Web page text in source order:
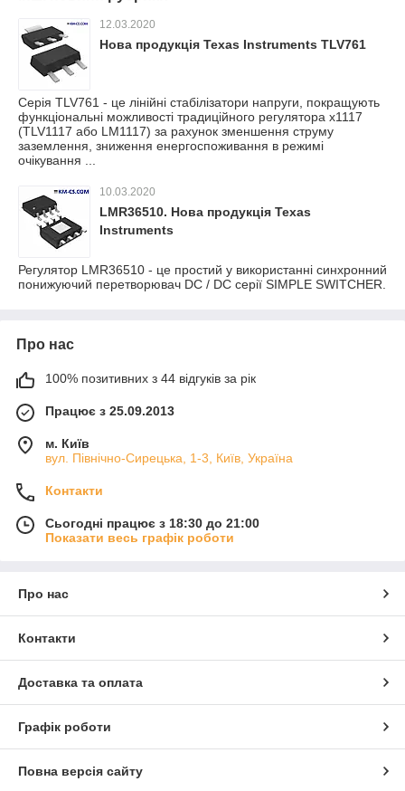
12.03.2020
Нова продукція Texas Instruments TLV761
Серія TLV761 - це лінійні стабілізатори напруги, покращують
функціональні можливості традиційного регулятора x1117
(TLV1117 або LM1117) за рахунок зменшення струму
заземлення, зниження енергоспоживання в режимі
очікування ...
10.03.2020
LMR36510. Нова продукція Texas
Instruments
Регулятор LMR36510 - це простий у використанні синхронний
понижуючий перетворювач DC / DC серії SIMPLE SWITCHER.
Про нас
100% позитивних з 44 відгуків за рік
Працює з 25.09.2013
м. Київ
вул. Північно-Сирецька, 1-3, Київ, Україна
Контакти
Сьогодні працює з 18:30 до 21:00
Показати весь графік роботи
Про нас
Контакти
Доставка та оплата
Графік роботи
Повна версія сайту